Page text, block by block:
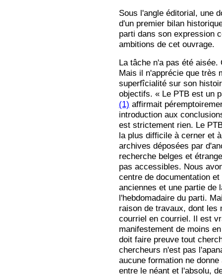
Sous l'angle éditorial, une
d'un premier bilan
parti dans son expression
ambitions de cet ouvrage.
La tâche n'a pas été
Mais il n'apprécie que très
superfîcialité sur son
objectifs. « Le PTB est un
(1) affirmait
introduction aux
est strictement rien. Le
la plus difficile à cerner et
archives déposées par
recherche belges et
pas accessibles. Nous
centre de documentation
anciennes et une partie de
l'hebdomadaire du parti.
raison de travaux, dont les
courriel en courriel. Il est
manifestement de moins
doit faire preuve tout
chercheurs n'est pas
aucune formation ne
entre le néant et l'absolu,